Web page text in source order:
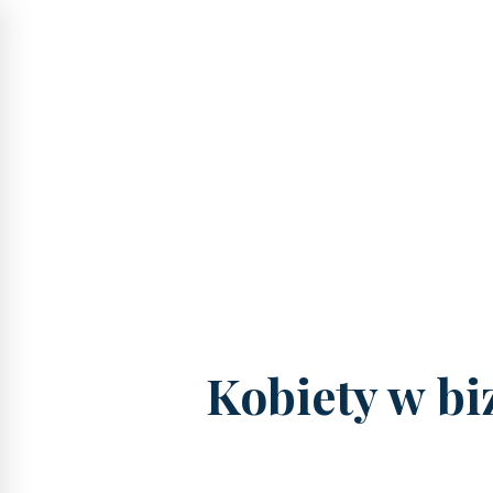
Kobiety w